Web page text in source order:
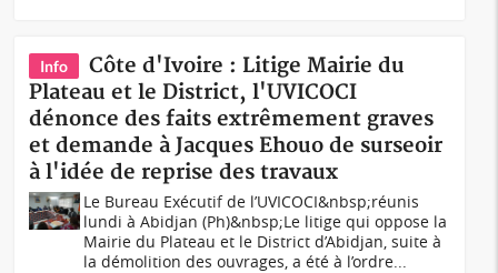
Info
Côte d'Ivoire : Litige Mairie du
Plateau et le District, l'UVICOCI
dénonce des faits extrêmement graves
et demande à Jacques Ehouo de surseoir
à l'idée de reprise des travaux
Le Bureau Exécutif de l’UVICOCI&nbsp;réunis
lundi à Abidjan (Ph)&nbsp;Le litige qui oppose la
Mairie du Plateau et le District d’Abidjan, suite à
la démolition des ouvrages, a été à l’ordre...